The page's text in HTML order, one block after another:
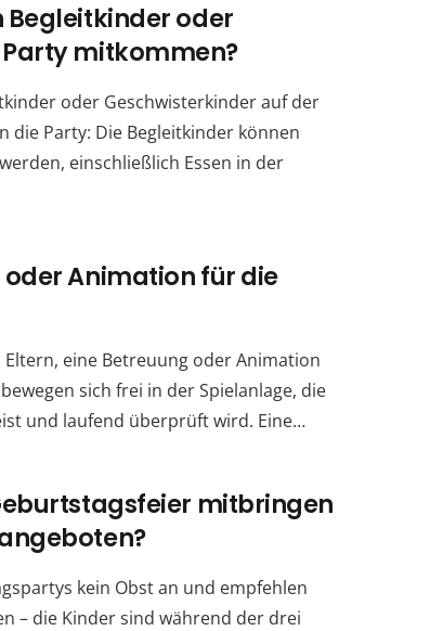
Begleitkinder oder
mitkommen?
oder Geschwisterkinder auf der
die Party: Die Begleitkinder können
einschließlich Essen in der
oder Animation für die
eine Betreuung oder Animation
sich frei in der Spielanlage, die
und laufend überprüft wird. Eine…
mitbringen
kein Obst an und empfehlen
– die Kinder sind während der drei